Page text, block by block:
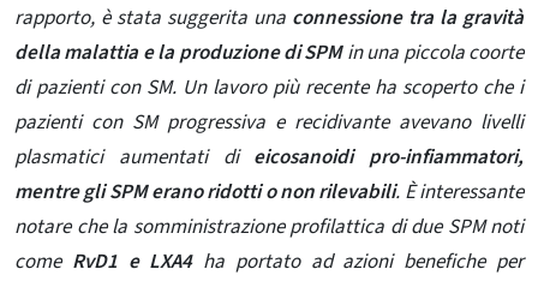
rapporto, è stata suggerita una connessione tra la gravità
della malattia e la produzione di SPMin una piccola coorte
di pazienti con SM. Un lavoro più recente ha scoperto che i
pazienti con SM progressiva e recidivante avevano livelli
plasmatici aumentati dieicosanoidi pro-infiammatori,
mentre gli SPM erano ridotti o non rilevabili. È interessante
notare che la somministrazione profilattica di due SPM noti
come RvD1 e LXA4ha portato ad azioni benefiche per